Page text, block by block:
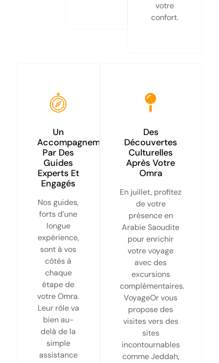
votre
confort.
Un
Accompagnement
Par Des
Guides
Experts Et
Engagés
Nos guides,
forts d’une
longue
expérience,
sont à vos
côtés à
chaque
étape de
votre Omra.
Leur rôle va
bien au-
delà de la
simple
assistance
Des
Découvertes
Culturelles
Après Votre
Omra
En juillet, profitez
de votre
présence en
Arabie Saoudite
pour enrichir
votre voyage
avec des
excursions
complémentaires.
VoyageOr vous
propose des
visites vers des
sites
incontournables
comme Jeddah,